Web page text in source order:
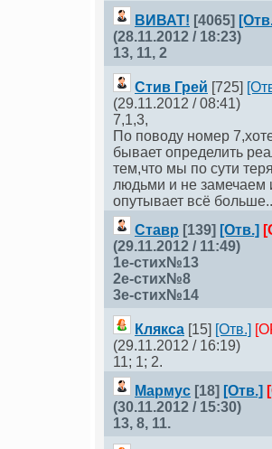
ВИВАТ! [4065]
(28.11.2012 / 18:23)
13, 11, 2
Стив Грей [725]
(29.11.2012 / 08:41)
7,1,3,
По поводу номер
бывает определить
тем,что мы по сути
людьми и не замечаем
опутывает всё
Ставр [139] [Отв.]
(29.11.2012 / 11:49)
1е-стих№13
2е-стих№8
3е-стих№14
Клякса [15] [Отв.]
(29.11.2012 / 16:19)
11; 1; 2.
Мармус [18] [Отв.]
(30.11.2012 / 15:30)
13, 8, 11.